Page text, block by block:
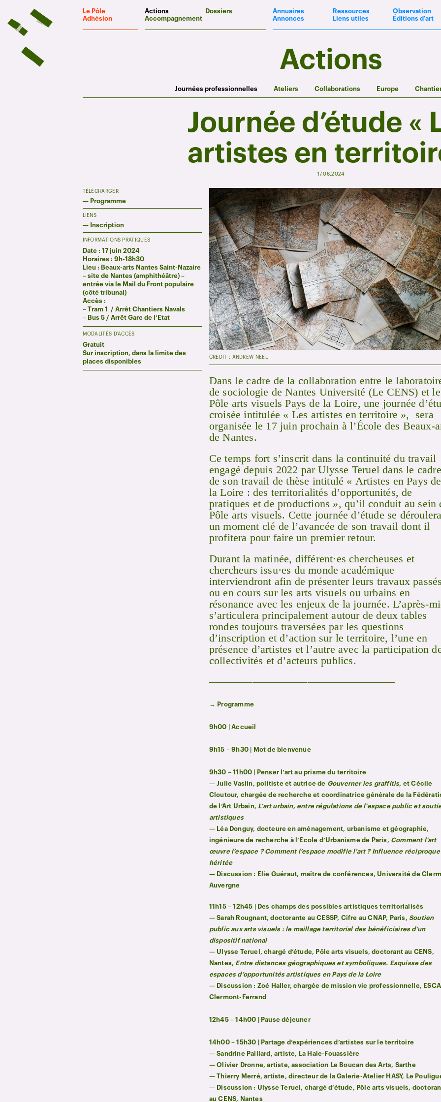
Le Pôle
Adhésion
Actions
Accompagnement
Dossiers
Annuaires
Annonces
Ressources
Liens utiles
Observation
Éditions d'art
Actions
Journées professionnelles Ateliers Collaborations Europe
Journée d’étude «
artistes en
17.06.2024
CREDIT : ANDREW NEEL
Dans le cadre de la collaboration entre le
de sociologie de Nantes Université (Le CENS) et le
Pôle arts visuels Pays de la Loire, une journée
croisée intitulée « Les artistes en territoire », sera
organisée le 17 juin prochain à l’École des Beaux-
de Nantes.
Ce temps fort s’inscrit dans la continuité du travail
engagé depuis 2022 par Ulysse Teruel dans le cadre
de son travail de thèse intitulé « Artistes en Pays de
la Loire : des territorialités d’opportunités, de
pratiques et de productions », qu’il conduit au sein
Pôle arts visuels. Cette journée d’étude se
un moment clé de l’avancée de son travail dont il
profitera pour faire un premier retour.
Durant la matinée, différent·es chercheuses et
chercheurs issu·es du monde académique
interviendront afin de présenter leurs travaux passés
ou en cours sur les arts visuels ou urbains en
résonance avec les enjeux de la journée. L’après-
s’articulera principalement autour de deux tables
rondes toujours traversées par les questions
d’inscription et d’action sur le territoire, l’une en
présence d’artistes et l’autre avec la participation
collectivités et d’acteurs publics.
—————————————————
→ Programme
9h00 | Accueil
9h15 – 9h30 | Mot de bienvenue
9h30 – 11h00 | Penser l’art au prisme du territoire
— Julie Vaslin, politiste et autrice de Gouverner les graffitis, et Cécile
Cloutour, chargée de recherche et coordinatrice générale de la
de l’Art Urbain, L’art urbain, entre régulations de l’espace public et
artistiques
— Léa Donguy, docteure en aménagement, urbanisme et géographie,
ingénieure de recherche à l’Ecole d’Urbanisme de Paris, Comment l’art
œuvre l’espace ? Comment l’espace modifie l’art ? Influence
héritée
— Discussion : Elie Guéraut, maître de conférences, Université de
Auvergne
11h15 – 12h45 | Des champs des possibles artistiques territorialisés
— Sarah Rougnant, doctorante au CESSP, Cifre au CNAP, Paris, Soutien
public aux arts visuels : le maillage territorial des bénéficiaires d’un
dispositif national
— Ulysse Teruel, chargé d’étude, Pôle arts visuels, doctorant au CENS,
Nantes, Entre distances géographiques et symboliques. Esquisse des
espaces d’opportunités artistiques en Pays de la Loire
— Discussion : Zoé Haller, chargée de mission vie professionnelle,
Clermont-Ferrand
12h45 – 14h00 | Pause déjeuner
14h00 – 15h30 | Partage d’expériences d’artistes sur le territoire
— Sandrine Paillard, artiste, La Haie-Fouassière
— Olivier Dronne, artiste, association Le Boucan des Arts, Sarthe
— Thierry Merré, artiste, directeur de la Galerie-Atelier HASY, Le
— Discussion : Ulysse Teruel, chargé d’étude, Pôle arts visuels,
au CENS, Nantes
TÉLÉCHARGER
— Programme
LIENS
— Inscription
INFORMATIONS PRATIQUES
Date : 17 juin 2024
Horaires : 9h-18h30
Lieu : Beaux-arts Nantes Saint-Nazaire
– site de Nantes (amphithéâtre) –
entrée via le Mail du Front populaire
(côté tribunal)
Accès :
– Tram 1 / Arrêt Chantiers Navals
– Bus 5 / Arrêt Gare de l’Etat
MODALITÉS D'ACCÈS
Gratuit
Sur inscription, dans la limite des
places disponibles